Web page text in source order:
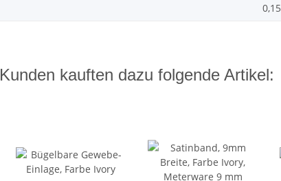
0,15
Kunden kauften dazu folgende Artikel: